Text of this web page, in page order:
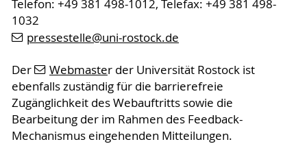
Telefon: +49 381 498-1012, Telefax: +49 381 498-
1032
pressestelle@uni-rostock.de
Der Webmaster der Universität Rostock ist
ebenfalls zuständig für die barrierefreie
Zugänglichkeit des Webauftritts sowie die
Bearbeitung der im Rahmen des Feedback-
Mechanismus eingehenden Mitteilungen.